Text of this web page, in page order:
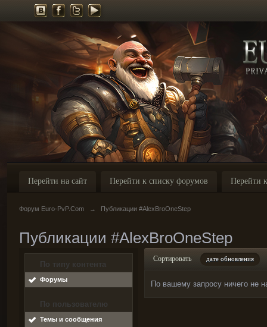
Перейти на сайт Перейти к списку форумов Перейти
Форум Euro-PvP.Com → Публикации #AlexBroOneStep
Публикации #AlexBroOneStep
По типу контента
Форумы
По пользователю
Темы и сообщения
Сортировать дате обновления
По вашему запросу ничего не